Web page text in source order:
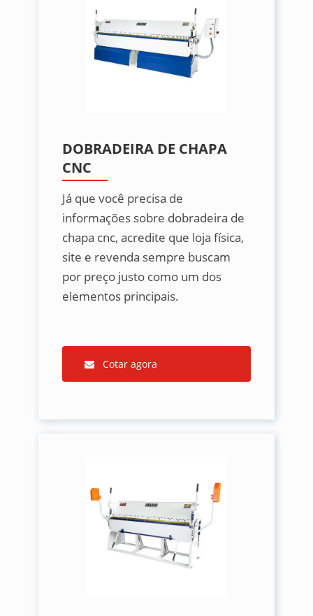
DOBRADEIRA DE CHAPA
CNC
Já que você precisa de
informações sobre dobradeira de
chapa cnc, acredite que loja física,
site e revenda sempre buscam
por preço justo como um dos
elementos principais.
Cotar agora